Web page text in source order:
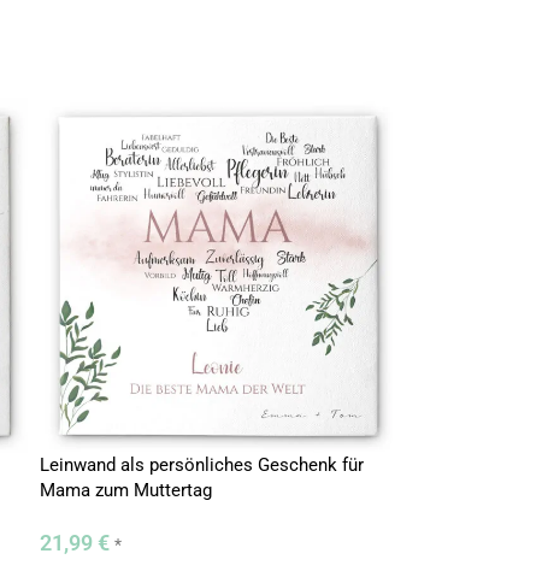
Leinwand als persönliches Geschenk für
Mama zum Muttertag
21,99 € *